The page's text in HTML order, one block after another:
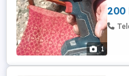
1
200